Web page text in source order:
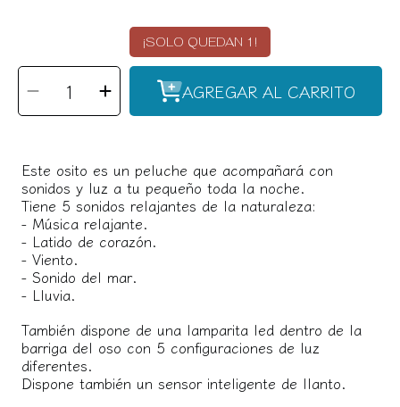
SONIDO
COLOR
CAPUCCINO
SONIDO
COLOR
ARENA
SONIDO
COLOR
MIEL
COLOR
CARAMELO
¡SOLO QUEDAN 1!
SELECCIONAR
CANTIDAD
Reducir
cantidad
para
Osito
ecológico
Aumentar
cantidad
para
Osito
ecológico
AGREGAR AL CARRITO
Este osito es un peluche que acompañará con
sonidos y luz a tu pequeño toda la noche.
Tiene 5 sonidos relajantes de la naturaleza:
- Música relajante.
- Latido de corazón.
- Viento.
- Sonido del mar.
- Lluvia.
También dispone de una lamparita led dentro de la
barriga del oso con 5 configuraciones de luz
diferentes.
Dispone también un sensor inteligente de llanto.